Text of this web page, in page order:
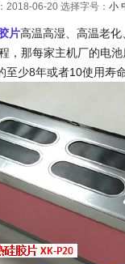
2018-06-20 选择字号： 小
片高温高湿、高温老
，那每家主机厂的电
少8年或者10使用寿